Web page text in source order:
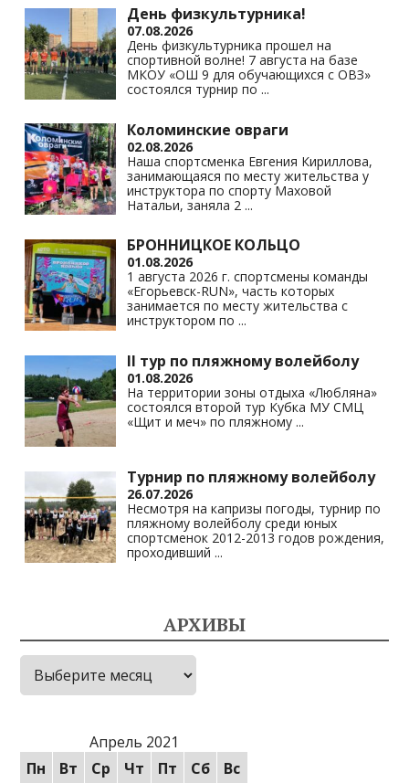
s
ni
ki
p k
День физкультурника!
07.08.2026
День физкультурника прошел на
спортивной волне! 7 августа на базе
МКОУ «ОШ 9 для обучающихся с ОВЗ»
состоялся турнир по ...
Коломинские овраги
02.08.2026
Наша спортсменка Евгения Кириллова,
занимающаяся по месту жительства у
инструктора по спорту Маховой
Натальи, заняла 2 ...
БРОННИЦКОЕ КОЛЬЦО
01.08.2026
1 августа 2026 г. спортсмены команды
«Егорьевск-RUN», часть которых
занимается по месту жительства с
инструктором по ...
II тур по пляжному волейболу
01.08.2026
На территории зоны отдыха «Любляна»
состоялся второй тур Кубка МУ СМЦ
«Щит и меч» по пляжному ...
Турнир по пляжному волейболу
26.07.2026
Несмотря на капризы погоды, турнир по
пляжному волейболу среди юных
спортсменок 2012-2013 годов рождения,
проходивший ...
АРХИВЫ
Архивы
Апрель 2021
Пн
Вт Ср Чт Пт Сб
Вс